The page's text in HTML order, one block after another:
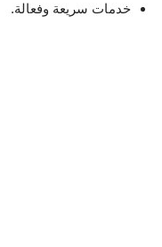
خدمات سريعة وفعالة.